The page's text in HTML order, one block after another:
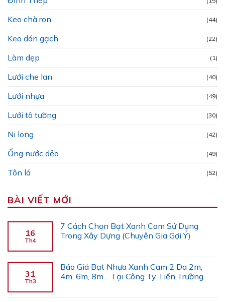
Keo chà ron (44)
Keo dán gạch (22)
Làm dẹp (1)
Lưới che lan (40)
Lưới nhựa (49)
Lưới tô tường (30)
Ni long (42)
Ống nước dẻo (49)
Tôn lá (52)
BÀI VIẾT MỚI
16
Th4
7 Cách Chọn Bạt Xanh Cam Sử Dụng
Trong Xây Dựng (Chuyên Gia Gợi Ý)
31
Th3
Báo Giá Bạt Nhựa Xanh Cam 2 Da 2m,
4m, 6m, 8m… Tại Công Ty Tiến Trường